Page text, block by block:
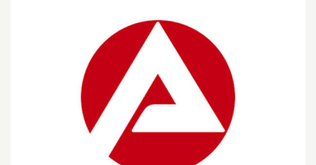
Arbeitsmarkt Westpfalz: Mehr Arbeitslose, aber
auch mehr offene Stellen